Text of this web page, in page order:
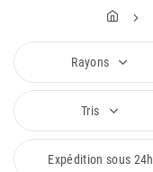
Rayons
Tris
Expédition sous 24h